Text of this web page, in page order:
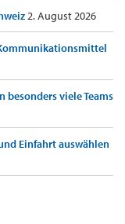
2. August 2026
besonders viele Teams
Einfahrt auswählen